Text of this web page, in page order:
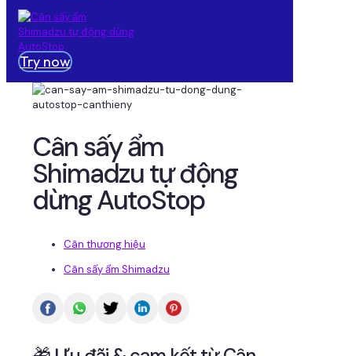
Try now
Cân sấy ẩm
Shimadzu tự động
dừng AutoStop
Cân thương hiệu
Cân sấy ẩm Shimadzu